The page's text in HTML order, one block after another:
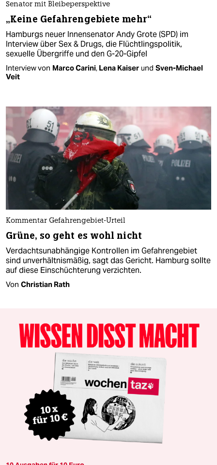
Senator mit Bleibeperspektive
„Keine Gefahrengebiete mehr“
Hamburgs neuer Innensenator Andy Grote (SPD) im
Interview über Sex & Drugs, die Flüchtlingspolitik,
sexuelle Übergriffe und den G-20-Gipfel
Interview von Marco Carini, Lena Kaiser und Sven-Michael
Veit
Kommentar Gefahrengebiet-Urteil
Grüne, so geht es wohl nicht
Verdachtsunabhängige Kontrollen im Gefahrengebiet
sind unverhältnismäßig, sagt das Gericht. Hamburg sollte
auf diese Einschüchterung verzichten.
Von Christian Rath